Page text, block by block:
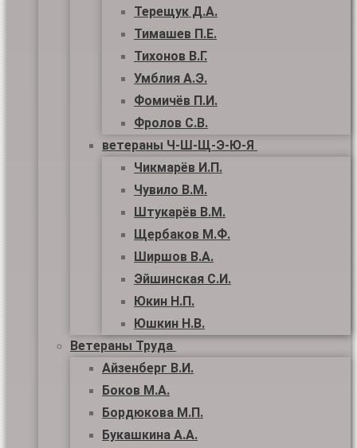
Терещук Д.А.
Тимашев П.Е.
Тихонов В.Г.
Умблия А.Э.
Фомичёв П.И.
Фролов С.В.
ветераны Ч-Ш-Щ-Э-Ю-Я
Чикмарёв И.П.
Чувило В.М.
Штукарёв В.М.
Щербаков М.Ф.
Ширшов В.А.
Эйшинская С.И.
Юкин Н.П.
Юшкин Н.В.
Ветераны Труда
Айзенберг В.И.
Боков М.А.
Бордюкова М.П.
Букашкина А.А.